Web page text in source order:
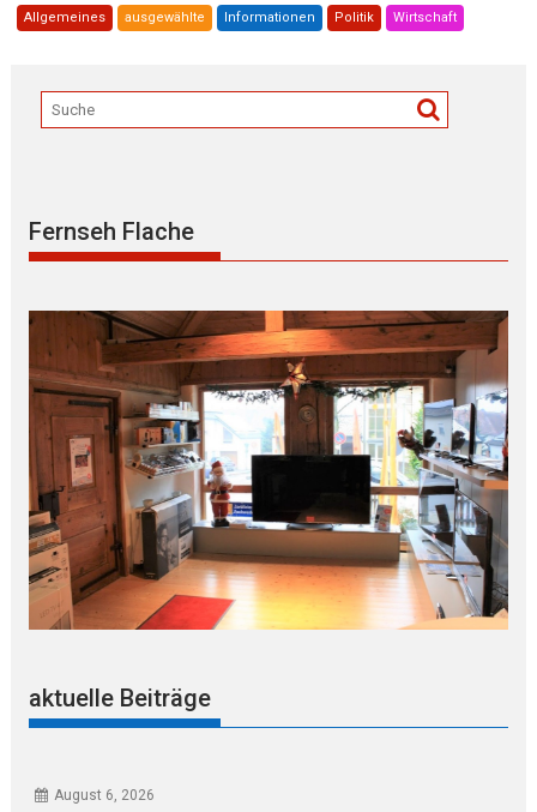
Allgemeines ausgewählte Informationen Politik Wirtschaft
Fernseh Flache
aktuelle Beiträge
August 6, 2026